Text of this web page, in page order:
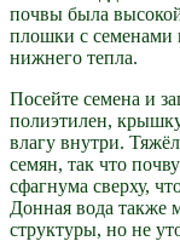
почвы была
плошки с семенами
нижнего тепла.
Посейте семена и
полиэтилен,
влагу внутри.
семян, так что
сфагнума сверху,
Донная вода также
структуры, но не